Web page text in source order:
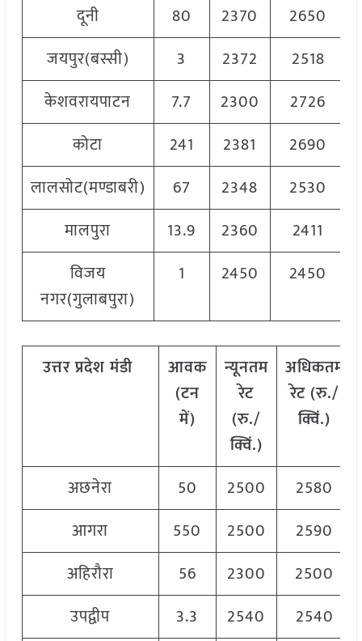
दूनी
80 2370 2650
जयपुर(बस्सी)
3 2372 2518
केशवरायपाटन
7.7 2300 2726
कोटा
241 2381 2690
लालसोट(मण्डाबरी)
67 2348 2530
मालपुरा
13.9 2360 2411
विजय
नगर(गुलाबपुरा)
1 2450 2450
उत्तरप्रदेश मंडी
आवक
(टन
में)
न्यूनतम
रेट
(रु./
क्विं.)
अधिकतम
रेट (रु./
क्विं.)
अछनेरा 50 2500 2580
आगरा
550 2500 2590
अहिरौरा
56 2300 2500
उपद्वीप
3.3 2540 2540